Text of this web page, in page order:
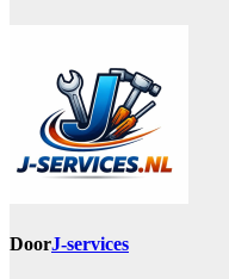
DoorJ-services